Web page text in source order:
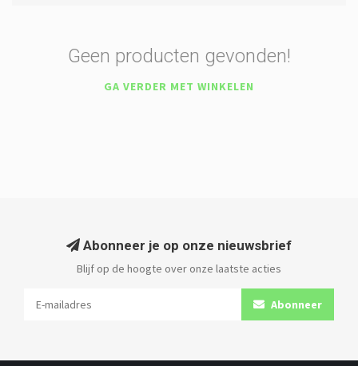
Geen producten gevonden!
GA VERDER MET WINKELEN
Abonneer je op onze nieuwsbrief
Blijf op de hoogte over onze laatste acties
Abonneer